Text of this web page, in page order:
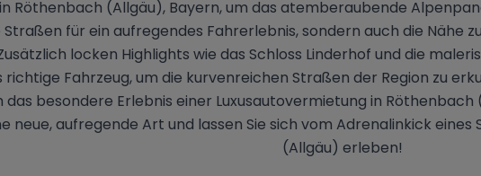
Röthenbach (Allgäu), Bayern, um das atemberaubende
für ein aufregendes Fahrerlebnis, sondern auch die Nähe
locken Highlights wie das Schloss Linderhof und die
Fahrzeug, um die kurvenreichen Straßen der Region zu
das besondere Erlebnis einer Luxusautovermietung in
neue, aufregende Art und lassen Sie sich vom Adrenalinkick
(Allgäu) erleben!